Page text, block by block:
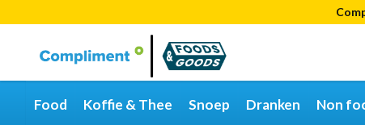
Categorieën
Merken
Food Koffie & Thee Snoep Dranken Non